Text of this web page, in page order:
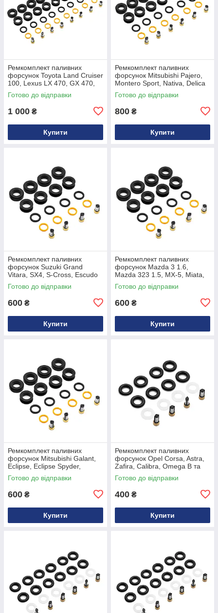
Ремкомплект паливних
форсунок Toyota Land Cruiser
100, Lexus LX 470, GX 470,
4Runner, Tundra, Sequoia 4.7
V8 23250-50040
Готово до відправки
1 000 ₴
Купити
Ремкомплект паливних
форсунок Mitsubishi Pajero,
Montero Sport, Nativa, Delica
3.0 V6 6G72 MR507376,
1955004140
Готово до відправки
800 ₴
Купити
Ремкомплект паливних
форсунок Suzuki Grand
Vitara, SX4, S-Cross, Escudo
2.0 та Swift 1.3, 1.5
1571065J00
Готово до відправки
600 ₴
Купити
Ремкомплект паливних
форсунок Mazda 3 1.6,
Mazda 323 1.5, MX-5, Miata,
Axela, Demio, Verisa
1955003310, BP4W13250,
Готово до відправки
600 ₴
Купити
Ремкомплект паливних
форсунок Mitsubishi Galant,
Eclipse, Eclipse Spyder,
Outlander, Airtrek 2.4 4G69
1465A051
Готово до відправки
600 ₴
Купити
Ремкомплект паливних
форсунок Opel Corsa, Astra,
Zafira, Calibra, Omega B та
Vectra B 817406, 817455,
0280155709
Готово до відправки
400 ₴
Купити